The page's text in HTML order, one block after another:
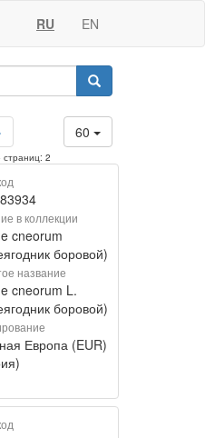
RU EN
60
страниц: 2
в коллекции
cneorum
боровой)
название
cneorum L.
боровой)
Европа (EUR)